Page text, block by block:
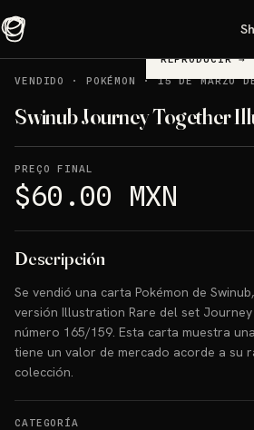
REPRODUCIR→
VENDIDO
· POKÉMON ·15 DE MARZO
Swinub Journey Together
PREÇO FINAL
$60.00 MXN
Descripción
Se vendió una carta Pokémon de
versión Illustration Rare del set Journey
número 165/159. Esta carta muestra
tiene un valor de mercado acorde a su
colección.
CATEGORÍA